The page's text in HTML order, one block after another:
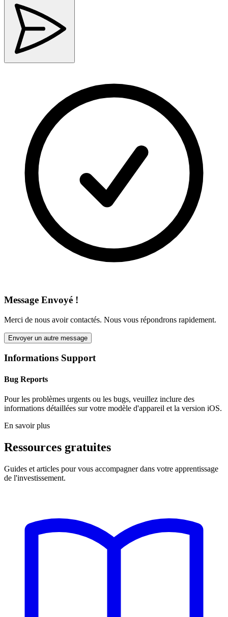
Message Envoyé !
Merci de nous avoir contactés. Nous vous répondrons rapidement.
Envoyer un autre message
Informations Support
Bug Reports
Pour les problèmes urgents ou les bugs, veuillez inclure des
informations détaillées sur votre modèle d'appareil et la version iOS.
En savoir plus
Ressources gratuites
Guides et articles pour vous accompagner dans votre apprentissage
de l'investissement.